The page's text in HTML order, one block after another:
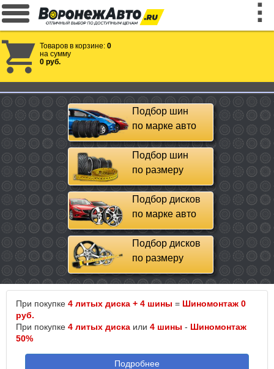
Товаров в корзине: 0
на сумму
0 руб.
Подбор шин
по марке авто
Подбор шин
по размеру
Подбор дисков
по марке авто
Подбор дисков
по размеру
При покупке 4 литых диска + 4 шины = Шиномонтаж 0
руб.
При покупке 4 литых диска или 4 шины - Шиномонтаж
50%
Подробнее